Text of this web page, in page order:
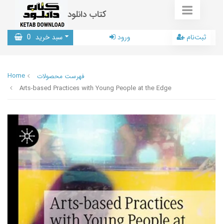
کتاب دانلود
سبد خرید 0 ورود ثبت‌نام
Home
فهرست محصولات
Arts-based Practices with Young People at the Edge